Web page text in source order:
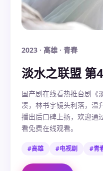
2023 · 高雄 · 青春
淡水之联盟 第
国产剧在线看热推台剧《
凑，林书宇镜头利落，温
播出后口碑上扬，欢迎通
看免费在线观看。
#高雄 #电视剧 #青